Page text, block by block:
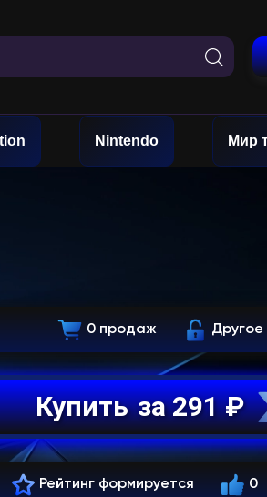
Nintendo Мир
0 продаж Другое
Купить за 291 ₽
Рейтинг формируется 0